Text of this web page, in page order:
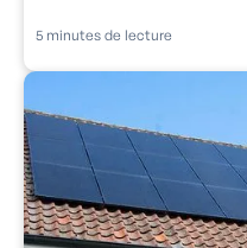
5 minutes de lecture